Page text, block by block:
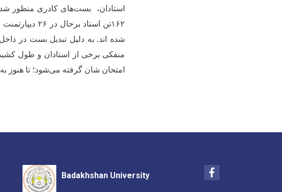
شده اند. به دلیل تبدیل بست در
منفکی برخی از استادان و طول
امتحان شان گرفته می‌شود؛ تا هنوز به تعداد ۲۷ بست کادری
Badakhshan University
Facebook